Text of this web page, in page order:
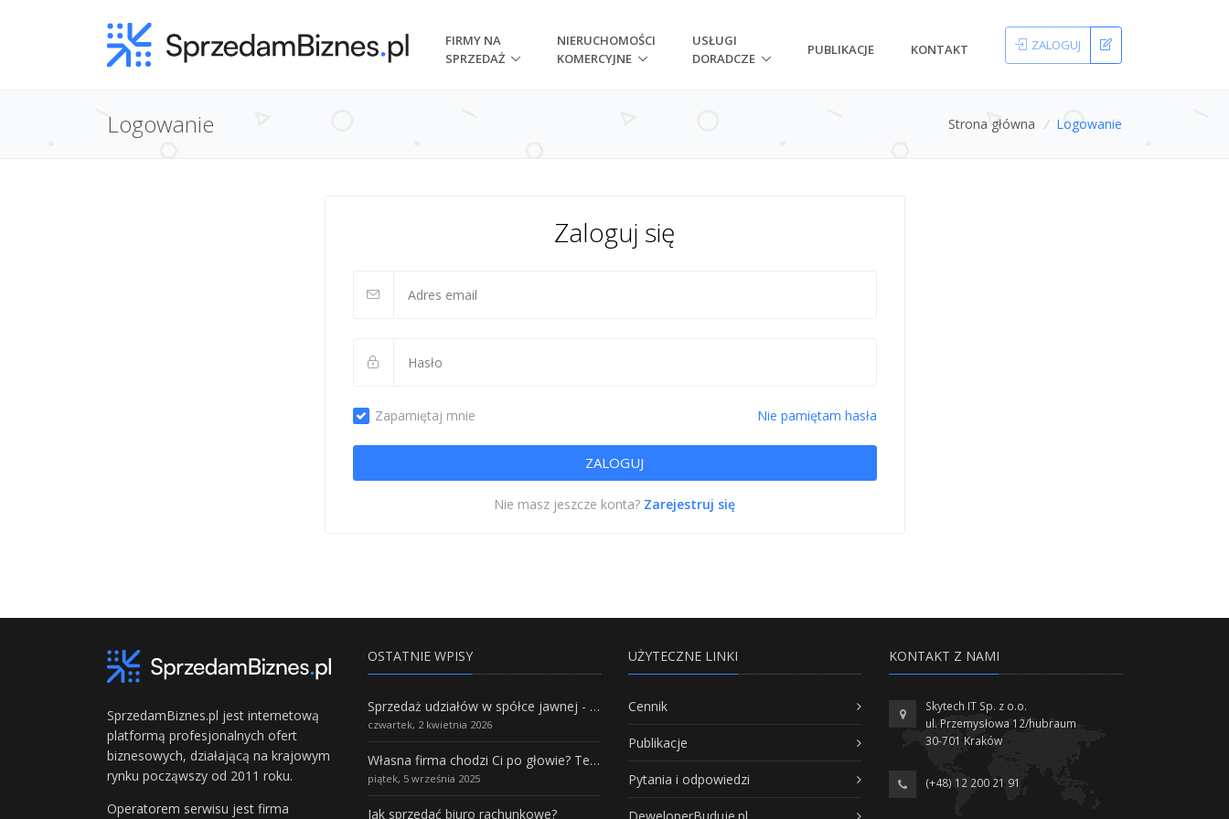
FIRMY NA
SPRZEDAŻ
NIERUCHOMOŚCI
KOMERCYJNE
USŁUGI
DORADCZE
PUBLIKACJE KONTAKT ZALOGUJ
Logowanie Strona główna / Logowanie
Zaloguj się
Zapamiętaj mnie Nie pamiętam hasła
Nie masz jeszcze konta? Zarejestruj się
SprzedamBiznes.pl jest internetową
platformą profesjonalnych ofert
biznesowych, działającą na krajowym
rynku począwszy od 2011 roku.
Operatorem serwisu jest firma
OSTATNIE WPISY
Sprzedaż udziałów w spółce jawnej - Wszystko, co trzeba wiedzieć.
czwartek, 2 kwietnia 2026
Własna firma chodzi Ci po głowie? Te branże mają największy potencjał rozwoju
piątek, 5 września 2025
Jak sprzedać biuro rachunkowe?
UŻYTECZNE LINKI
Cennik
Publikacje
Pytania i odpowiedzi
KONTAKT Z NAMI
Skytech IT Sp. z o.o.
ul. Przemysłowa 12/hubraum
30-701 Kraków
(+48) 12 200 21 91